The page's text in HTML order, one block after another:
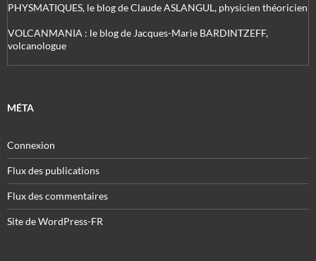
PHYSMATIQUES, le blog de Claude ASLANGUL, physicien théoricien
VOLCANMANIA : le blog de Jacques-Marie BARDINTZEFF,
volcanologue
MÉTA
Connexion
Flux des publications
Flux des commentaires
Site de WordPress-FR